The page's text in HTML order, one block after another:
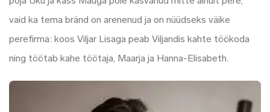
vaid ka tema bränd on arenenud ja on nüüdseks väike
perefirma: koos Viljar Lisaga peab Viljandis kahte töökoda
ning töötab kahe töötaja, Maarja ja Hanna-Elisabeth.